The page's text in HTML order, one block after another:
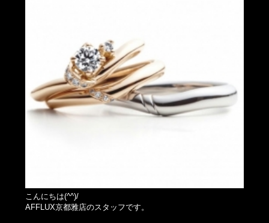
こんにちは(^^)/
AFFLUX京都雅店のスタッフです。